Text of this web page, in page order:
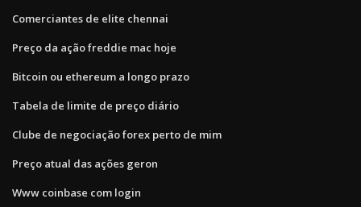
Comerciantes de elite chennai
Preço da ação freddie mac hoje
Bitcoin ou ethereum a longo prazo
Tabela de limite de preço diário
Clube de negociação forex perto de mim
Preço atual das ações geron
Www coinbase com login